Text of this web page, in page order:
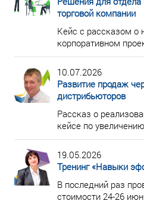
торговой компании
Кейс с рассказом о
корпоративном
10.07.2026
Развитие продаж
дистрибьюторов
Рассказ о
кейсе по
19.05.2026
Тренинг «Навыки
В последний раз
стоимости 24-26